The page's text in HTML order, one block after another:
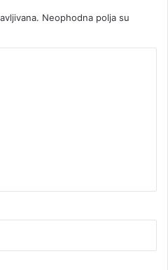
Neophodna polja su